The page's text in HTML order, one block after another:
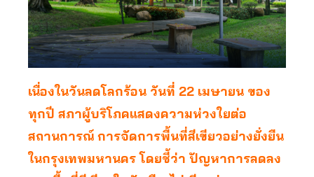
เนื่องในวันลดโลกร้อน วันที่ 22 เมษายน ของ
ทุกปี สภาผู้บริโภคแสดงความห่วงใยต่อ
สถานการณ์ การจัดการพื้นที่สีเขียวอย่างยั่งยืน
ในกรุงเทพมหานคร โดยชี้ว่า ปัญหาการลดลง